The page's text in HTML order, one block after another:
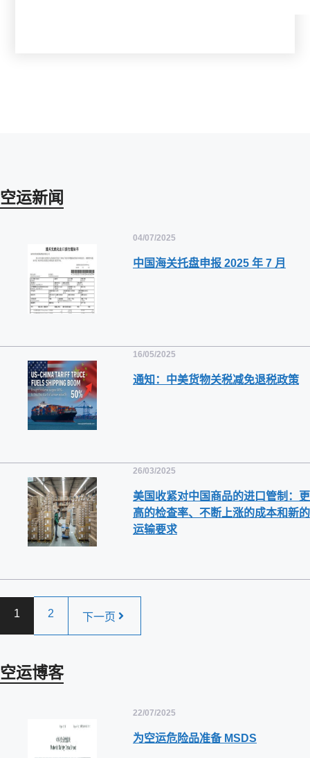
空运新闻
04/07/2025
中国海关托盘申报 2025 年 7 月
16/05/2025
通知：中美货物关税减免退税政策
26/03/2025
美国收紧对中国商品的进口管制：更
高的检查率、不断上涨的成本和新的
运输要求
1 2 下一页
空运博客
22/07/2025
为空运危险品准备 MSDS